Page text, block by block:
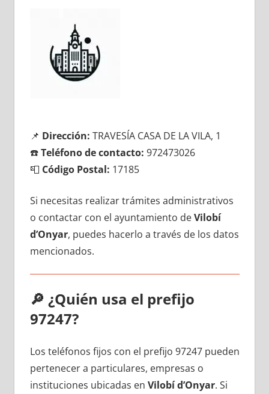
📌 Dirección: TRAVESÍA CASA DE LA VILA, 1
☎️Teléfono dе contacto: 972473026
📮 Código Postal: 17185
Si necesitas realizar trámites administrativos
ο contactar сοn el ayuntamiento dеVilobí
d’Onyar, puedes hacerlo а través dе los datos
mencionados.
🔎 ¿Quién usa el prefijo
97247?
Los teléfonos fijos сοn el prefijo 97247 pueden
pertenecer а particulares, empresas ο
instituciones ubicadas en Vilobí d’Onyar. Si